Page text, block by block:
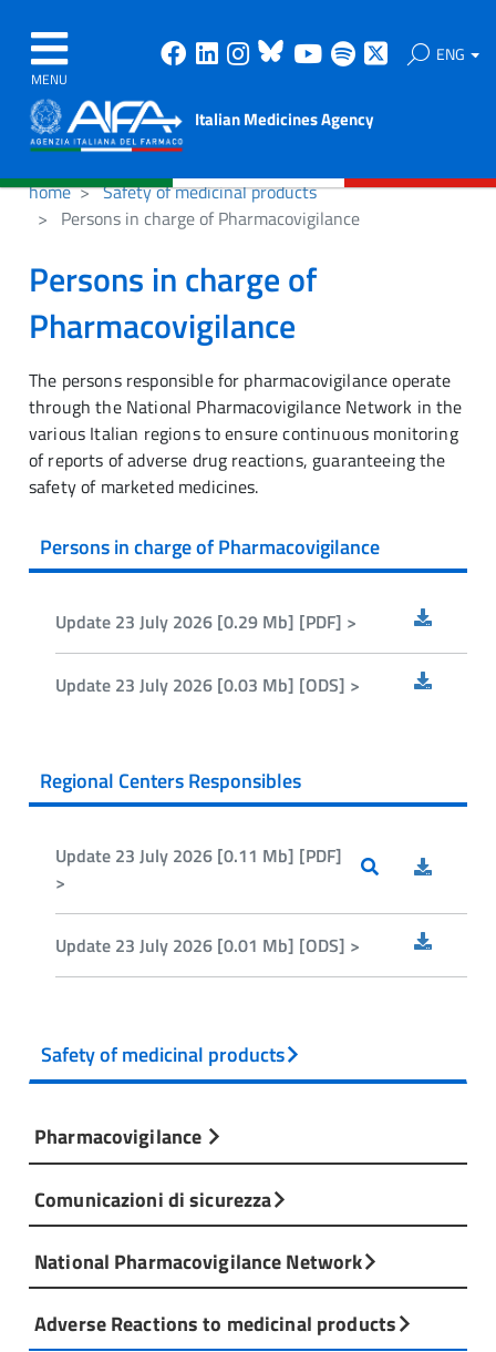
MENU
Facebook
Linkedin
Instagram
Bluesky
Youtube
Spotify ENG
Italian Medicines Agency
home
Safety of medicinal products
Persons in charge of Pharmacovigilance
Persons in charge of
Pharmacovigilance
The persons responsible for pharmacovigilance operate
through the National Pharmacovigilance Network in the
various Italian regions to ensure continuous monitoring
of reports of adverse drug reactions, guaranteeing the
safety of marketed medicines.
Persons in charge of Pharmacovigilance
Update 23 July 2026 [0.29 Mb] [PDF] >
Update 23 July 2026 [0.03 Mb] [ODS] >
Regional Centers Responsibles
Update 23 July 2026 [0.11 Mb] [PDF]
>
Update 23 July 2026 [0.01 Mb] [ODS] >
Safety of medicinal products
Pharmacovigilance
Comunicazioni di sicurezza
National Pharmacovigilance Network
Adverse Reactions to medicinal products